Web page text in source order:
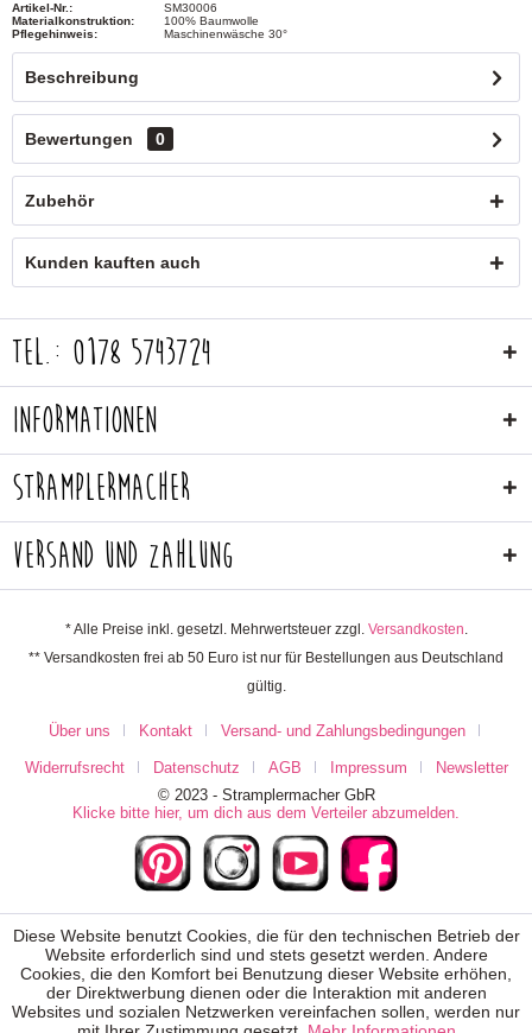
Artikel-Nr.:
SM30006
Materialkonstruktion:
100% Baumwolle
Pflegehinweis:
Maschinenwäsche 30°
Beschreibung
Bewertungen 0
Zubehör
Kunden kauften auch
Tel.: 0178 5743724
Informationen
Stramplermacher
Versand und Zahlung
* Alle Preise inkl. gesetzl. Mehrwertsteuer zzgl. Versandkosten.
** Versandkosten frei ab 50 Euro ist nur für Bestellungen aus Deutschland
gültig.
Über uns Kontakt Versand- und Zahlungsbedingungen
Widerrufsrecht Datenschutz AGB Impressum
Newsletter
© 2023 - Stramplermacher GbR
Klicke bitte hier, um dich aus dem Verteiler abzumelden.
Diese Website benutzt Cookies, die für den technischen Betrieb der
Website erforderlich sind und stets gesetzt werden. Andere
Cookies, die den Komfort bei Benutzung dieser Website erhöhen,
der Direktwerbung dienen oder die Interaktion mit anderen
Websites und sozialen Netzwerken vereinfachen sollen, werden nur